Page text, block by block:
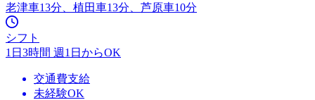
老津車13分、植田車13分、芦原車10分
シフト
1日3時間 週1日からOK
交通費支給
未経験OK